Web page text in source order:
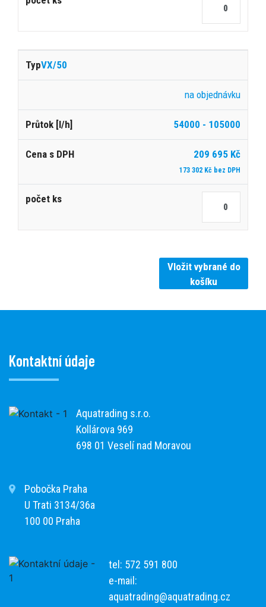
VX/50
na objednávku
54000 - 105000
209 695 Kč
173 302 Kč bez DPH
Vložit vybrané do
košíku
Kontaktní údaje
Aquatrading s.r.o.
Kollárova 969
698 01 Veselí nad Moravou
Pobočka Praha
U Trati 3134/36a
100 00 Praha
tel: 572 591 800
e-mail:
aquatrading@aquatrading.cz